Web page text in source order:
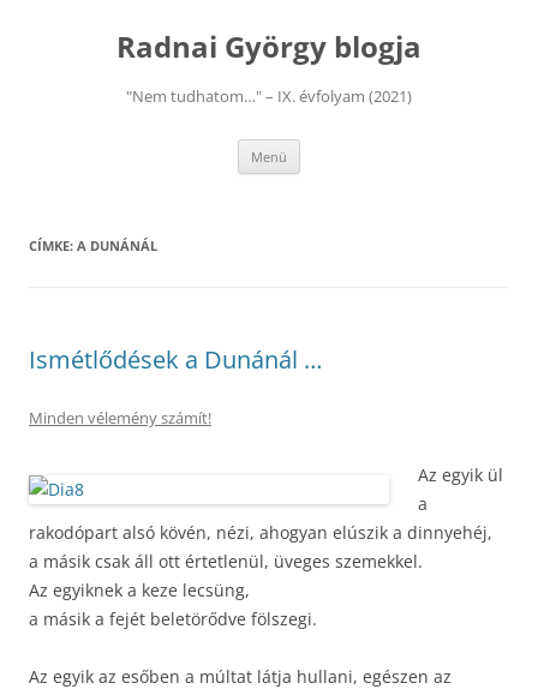
Radnai György blogja
"Nem tudhatom…" – IX. évfolyam (2021)
Menü
CÍMKE: A DUNÁNÁL
Ismétlődések a Dunánál …
Minden vélemény számít!
Az egyik ül
a
rakodópart alsó kövén, nézi, ahogyan elúszik a dinnyehéj,
a másik csak áll ott értetlenül, üveges szemekkel.
Az egyiknek a keze lecsüng,
a másik a fejét beletörődve fölszegi.
Az egyik az esőben a múltat látja hullani, egészen az